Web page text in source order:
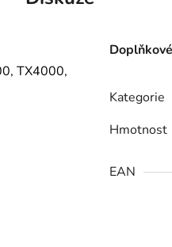
TX4000,
Kategorie
Hmotnost
EAN